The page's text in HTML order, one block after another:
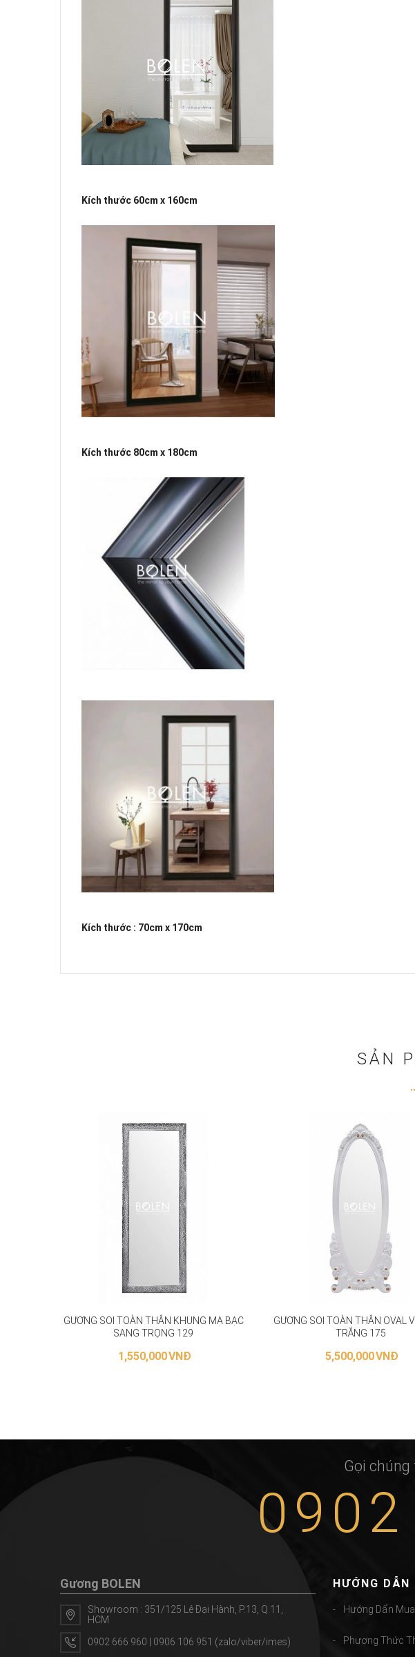
Kích thước 60cm x 160cm
Kích thước 80cm x 180cm
Kích thước : 70cm x 170cm
SẢN
GƯƠNG SOI TOÀN THÂN KHUNG MẠ BẠC
SANG TRỌNG 129
1,550,000VNĐ
GƯƠNG SOI TOÀN THÂN OVAL
TRẮNG 175
5,500,000VNĐ
Gọi
Gương BOLEN
Showroom : 351/125 Lê Đại Hành, P.13, Q.11,
HCM
0902 666 960 | 0906 106 951 (zalo/viber/imes)
HƯỚNG DẪN
Hướng Dẩn
Phương Thức